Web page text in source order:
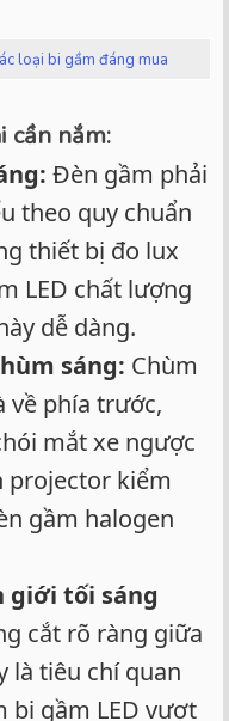
loại bi gầm đáng mua
cần nắm:
Đèn gầm phải
theo quy chuẩn
thiết bị đo lux
LED chất lượng
dễ dàng.
sáng: Chùm
về phía trước,
mắt xe ngược
projector kiểm
gầm halogen
giới tối sáng
cắt rõ ràng giữa
là tiêu chí quan
bi gầm LED vượt